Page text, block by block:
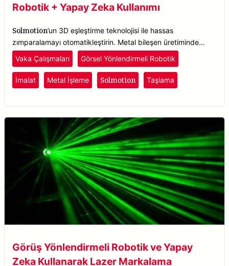
Robotik + Yapay Zeka Kullanımı
Solmotion’un 3D eşleştirme teknolojisi ile hassas
zımparalamayı otomatikleştirin. Metal bileşen üretiminde
kaliteyi artırın, israfı azaltın ve verimliliği artırın.
Vaka Çalışmaları Görsel Yönlendirmeli Robotik
İmalat Metal İşleme Solmotion Taşlama
Görüş Yönlendirmeli Robotik ve Yapay
Zeka Kullanarak Lazer Markalama